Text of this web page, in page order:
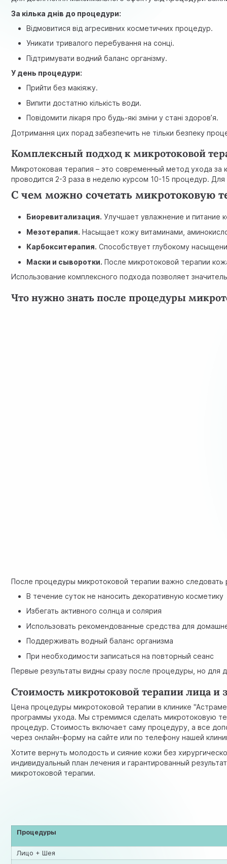
За кілька днів до процедури:
Відмовитися від агресивних косметичних процедур.
Уникати тривалого перебування на сонці.
Підтримувати водний баланс організму.
У день процедури:
Прийти без макіяжу.
Випити достатню кількість води.
Повідомити лікаря про будь-які зміни у стані здоров’я.
Дотримання цих порад забезпечить не тільки безпеку
Комплексный подход к микротоковой
Микротоковая терапия – это современный метод ухода
проводится 2-3 раза в неделю курсом 10-15 процедур.
С чем можно сочетать микротоковую
Биоревитализация. Улучшает увлажнение и питание
Мезотерапия. Насыщает кожу витаминами,
Карбокситерапия. Способствует глубокому
Маски и сыворотки. После микротоковой терапии
Использование комплексного подхода позволяет
Что нужно знать после процедуры
После процедуры микротоковой терапии важно
В течение суток не наносить декоративную косметику
Избегать активного солнца и солярия
Использовать рекомендованные средства для
Поддерживать водный баланс организма
При необходимости записаться на повторный сеанс
Первые результаты видны сразу после процедуры, но для
Стоимость микротоковой терапии лица и
Цена процедуры микротоковой терапии в клинике
программы ухода. Мы стремимся сделать микротоковую
процедур. Стоимость включает саму процедуру, а все
через онлайн-форму на сайте или по телефону нашей
Хотите вернуть молодость и сияние кожи без
индивидуальный план лечения и гарантированный
микротоковой терапии.
Процедуры
Лицо + Шея